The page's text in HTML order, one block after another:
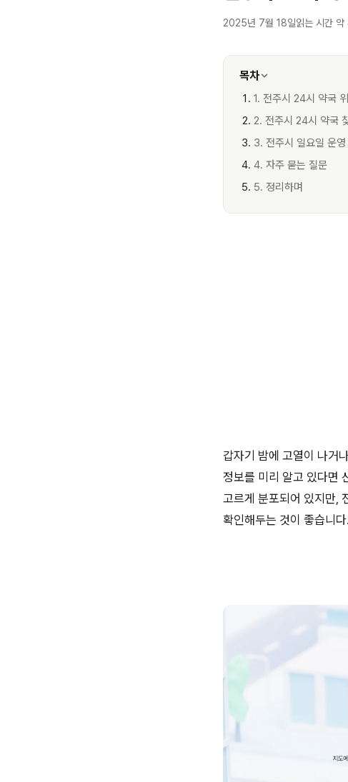
2025년 7월 18일읽는 시간 약
목차
1. 전주시 24시 약국
2. 전주시 24시 약국
3. 전주시 일요일 운
4. 자주 묻는 질문
5. 정리하며
갑자기 밤에 고열이 나거
정보를 미리 알고 있다면
고르게 분포되어 있지만,
확인해두는 것이 좋습니다.